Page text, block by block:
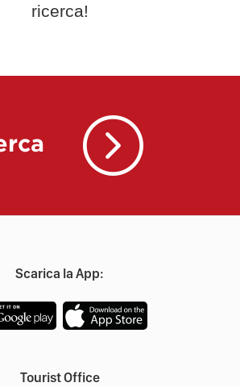
ricerca!
Scarica la App:
Tourist Office